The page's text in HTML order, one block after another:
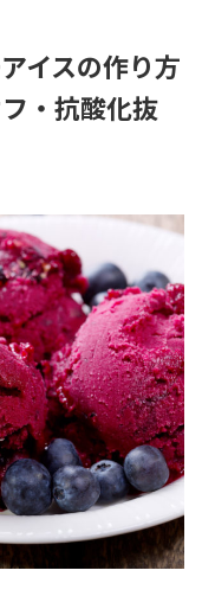
イスの作り方
・抗酸化抜